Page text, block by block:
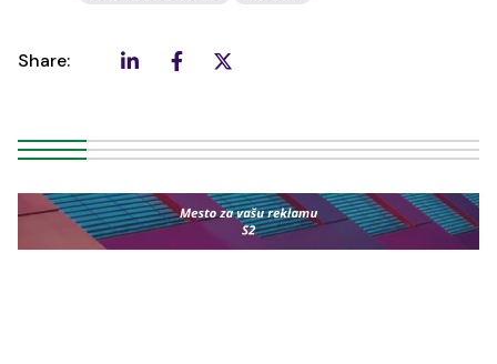
Share: